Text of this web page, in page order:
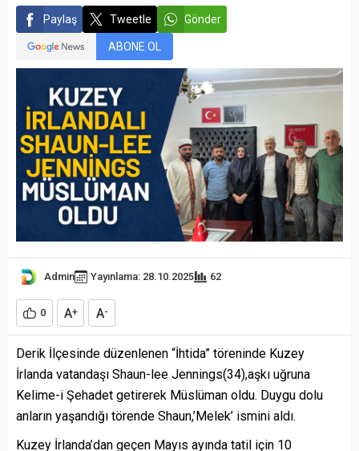
Paylaş Tweetle Gönder
ABONE OL
Admin Yayınlama: 28.10.2025 62
0 A+ A-
Derik İlçesinde düzenlenen “İhtida” töreninde Kuzey
İrlanda vatandaşı Shaun-lee Jennings(34),aşkı uğruna
Kelime-i Şehadet getirerek Müslüman oldu. Duygu dolu
anların yaşandığı törende Shaun,’Melek’ ismini aldı.
Kuzey İrlanda’dan geçen Mayıs ayında tatil için 10